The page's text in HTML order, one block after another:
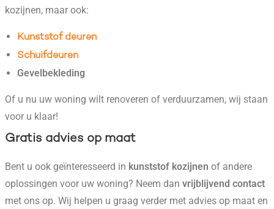
kozijnen, maar ook:
Kunststof deuren
Schuifdeuren
Gevelbekleding
Of u nu uw woning wilt renoveren of verduurzamen, wij staan
voor u klaar!
Gratis advies op maat
Bent u ook geïnteresseerd in kunststof kozijnen of andere
oplossingen voor uw woning? Neem dan vrijblijvend contact
met ons op. Wij helpen u graag verder met advies op maat en